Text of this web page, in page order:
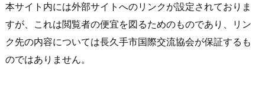
本サイト内には外部サイトへのリンクが設定されておりま
すが、これは閲覧者の便宜を図るためのものであり、リン
ク先の内容については​長久手市国際交流協会が保証するも
のではありません。